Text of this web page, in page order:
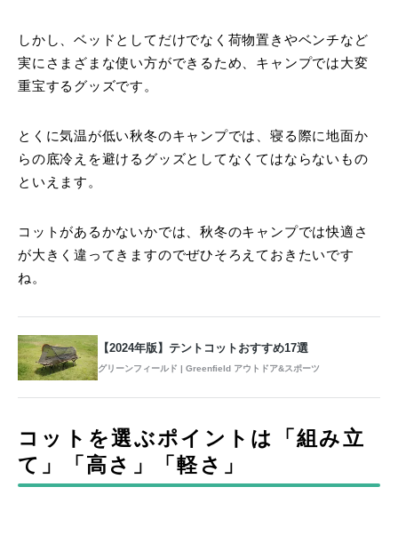
しかし、ベッドとしてだけでなく荷物置きやベンチなど
実にさまざまな使い方ができるため、キャンプでは大変
重宝するグッズです。
とくに気温が低い秋冬のキャンプでは、寝る際に地面か
らの底冷えを避けるグッズとしてなくてはならないもの
といえます。
コットがあるかないかでは、秋冬のキャンプでは快適さ
が大きく違ってきますのでぜひそろえておきたいです
ね。
【2024年版】テントコットおすすめ17選
グリーンフィールド | Greenfield アウトドア&スポーツ
コットを選ぶポイントは「組み立
て」「高さ」「軽さ」